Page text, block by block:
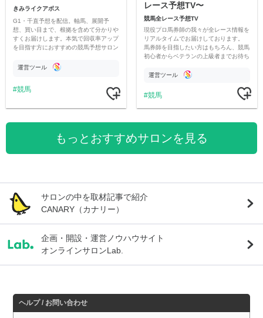
きみライクアボス
G1・千直予想を配信。軸馬、展開予
想、買い目まで、根拠を含めて分かりや
すくお届けします。本気で回収率アップ
を目指す方におすすめの競馬予想サロン
運営ツール
競馬
レース予想TV〜
競馬全レース予想TV
現役プロ馬券師の我々が全レース情報を
リアルタイムでお届けしております。
馬券師を目指したい方はもちろん、競馬
初心者からベテランの上級者までお待ち
運営ツール
競馬
もっとおすすめサロンを見る
サロンの中を取材記事で紹介
CANARY（カナリー）
企画・開設・運営ノウハウサイト
オンラインサロンLab.
ヘルプ / お問い合わせ